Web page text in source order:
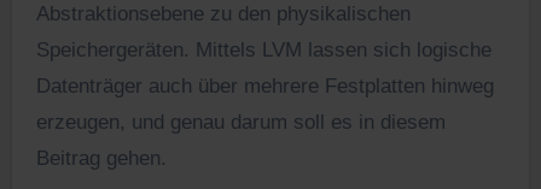
Abstraktionsebene zu den physikalischen
Speichergeräten. Mittels LVM lassen sich logische
Datenträger auch über mehrere Festplatten hinweg
erzeugen, und genau darum soll es in diesem
Beitrag gehen.